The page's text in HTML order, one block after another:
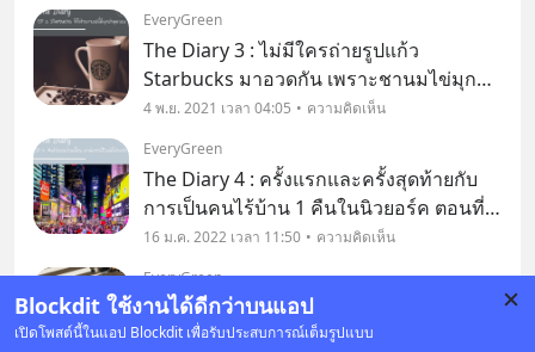
Blockdit ใช้งานได้ดีกว่าบนแอป
เปิดโพสต์นี้ในแอป Blockdit เพื่อรับประสบการณ์เต็มรูปแบบ
EveryGreen
The Diary 3 : ไม่มีใครถ่ายรูปแก้ว
Starbucks มาอวดกัน เพราะชานมไข่มุก
แพงกว่า ปกติเป็นคนไม่กินกาแฟอยู่แล้ว ก็
พิเศษ
4 พ.ย. 2021 เวลา 04:05
ความคิดเห็น
EveryGreen
The Diary 4 : ครั้งแรกและครั้งสุดท้ายกับ
การเป็นคนไร้บ้าน 1 คืนในนิวยอร์ค ตอนที่ 2
: เที่ยวฟิลลี่ เตรียมตัวไปนิวยอร์ค
16 ม.ค. 2022 เวลา 11:50
ความคิดเห็น
EveryGreen
The Diary 5 : คนเดินถนนที่นี่มีสิทธิ์การใช้
ถนนเป็นอันดับหนึ่ง หนึ่งในหน้าไดอารี่ที่ถูก